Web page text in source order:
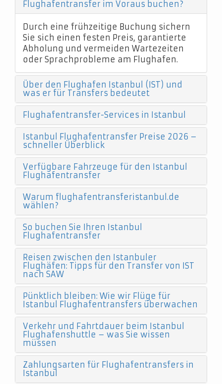
Flughafentransfer im Voraus buchen?
Durch eine frühzeitige Buchung sichern
Sie sich einen festen Preis, garantierte
Abholung und vermeiden Wartezeiten
oder Sprachprobleme am Flughafen.
Über den Flughafen Istanbul (IST) und
was er für Transfers bedeutet
Flughafentransfer-Services in Istanbul
Istanbul Flughafentransfer Preise 2026 –
schneller Überblick
Verfügbare Fahrzeuge für den Istanbul
Flughafentransfer
Warum flughafentransferistanbul.de
wählen?
So buchen Sie Ihren Istanbul
Flughafentransfer
Reisen zwischen den Istanbuler
Flughäfen: Tipps für den Transfer von IST
nach SAW
Pünktlich bleiben: Wie wir Flüge für
Istanbul Flughafentransfers überwachen
Verkehr und Fahrtdauer beim Istanbul
Flughafenshuttle – was Sie wissen
müssen
Zahlungsarten für Flughafentransfers in
Istanbul